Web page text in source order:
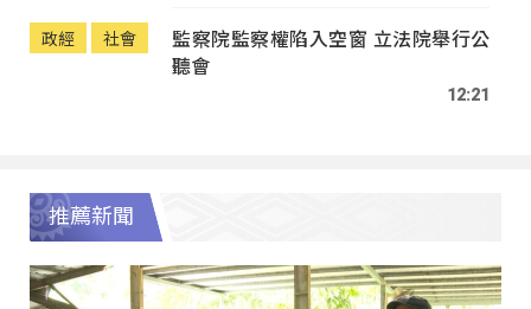
政經 社會
監察院監察權陷入空窗 立法院舉行公
聽會
12:21
推薦新聞